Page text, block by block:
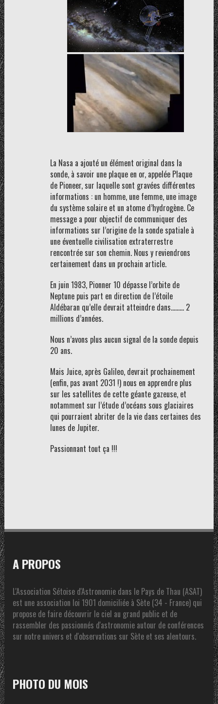
La Nasa a ajouté un élément original dans la
sonde, à savoir une plaque en or, appelée Plaque
de Pioneer, sur laquelle sont gravées différentes
informations : un homme, une femme, une image
du système solaire et un atome d’hydrogène. Ce
message a pour objectif de communiquer des
informations sur l’origine de la sonde spatiale à
une éventuelle civilisation extraterrestre
rencontrée sur son chemin. Nous y reviendrons
certainement dans un prochain article.
En juin 1983, Pionner 10 dépasse l’orbite de
Neptune puis part en direction de l’étoile
Aldébaran qu’elle devrait atteindre dans……… 2
millions d’années.
Nous n’avons plus aucun signal de la sonde depuis
20 ans.
Mais Juice, après Galileo, devrait prochainement
(enfin, pas avant 2031 !) nous en apprendre plus
sur les satellites de cette géante gazeuse, et
notamment sur l’étude d’océans sous glaciaires
qui pourraient abriter de la vie dans certaines des
lunes de Jupiter.
Passionnant tout ça !!!
A PROPOS
L'Association Sétoise d'Astronomie dans le Pays de Thau (ASAT)
est une association loi 1901 domiciliée à Sète (34 - France) qui
propose de faire découvrir le ciel au grand public et de
rassembler des passionnés d'astronomie autour de conférences
sur notre univers et d'observations sur Sète et ses alentours.
PHOTO DU MOIS